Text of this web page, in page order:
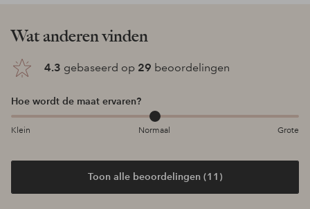
Wat anderen vinden
4.3 gebaseerd op 29 beoordelingen
Hoe wordt de maat ervaren?
Klein Normaal Grote
Toon alle beoordelingen (11)